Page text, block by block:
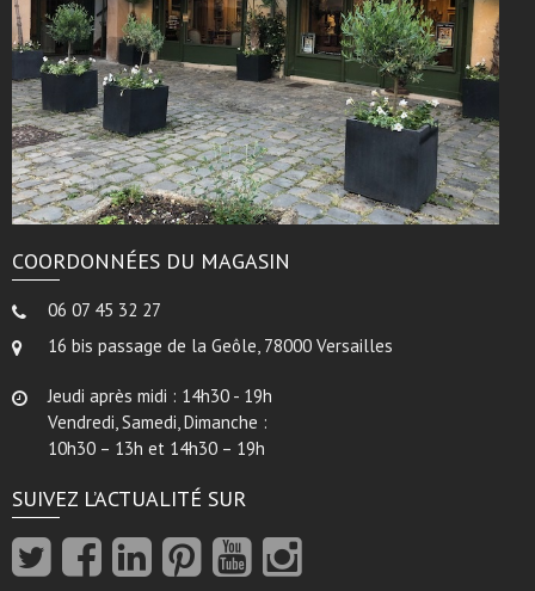
COORDONNÉES DU MAGASIN
06 07 45 32 27
16 bis passage de la Geôle, 78000 Versailles
Jeudi après midi : 14h30 - 19h
Vendredi, Samedi, Dimanche :
10h30 – 13h et 14h30 – 19h
SUIVEZ L’ACTUALITÉ SUR